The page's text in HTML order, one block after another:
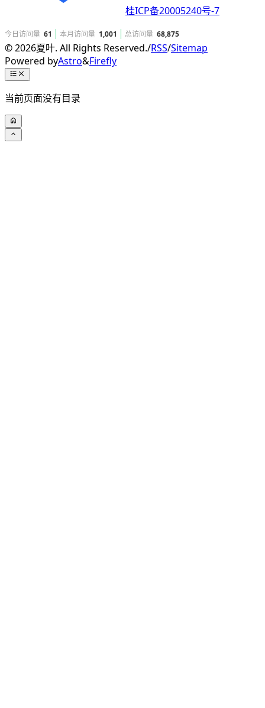
桂ICP备20005240号-7
今日访问量 61 本月访问量 1,001 总访问量 68,875
©2026夏叶. All Rights Reserved./RSS/Sitemap
Powered byAstro&Firefly
当前页面没有目录